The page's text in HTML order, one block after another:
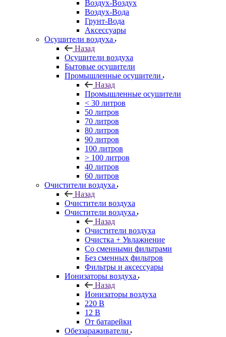
Воздух-Воздух
Воздух-Вода
Грунт-Вода
Аксессуары
Осушители воздуха
Назад
Осушители воздуха
Бытовые осушители
Промышленные осушители
Назад
Промышленные осушители
< 30 литров
50 литров
70 литров
80 литров
90 литров
100 литров
> 100 литров
40 литров
60 литров
Очистители воздуха
Назад
Очистители воздуха
Очистители воздуха
Назад
Очистители воздуха
Очистка + Увлажнение
Cо сменными фильтрами
Без сменных фильтров
Фильтры и аксессуары
Ионизаторы воздуха
Назад
Ионизаторы воздуха
220 В
12 В
От батарейки
Обеззараживатели